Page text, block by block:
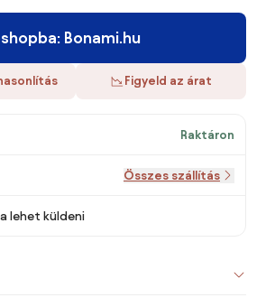
Bonami.hu
Figyeld az árat
Raktáron
Összes szállítás
lehet küldeni